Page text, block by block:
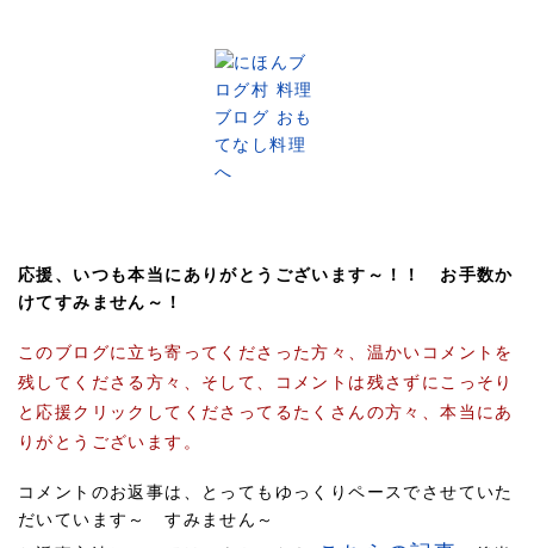
応援、いつも本当にありがとうございます～！！ お手数か
けてすみません～！
このブログに立ち寄ってくださった方々、温かいコメントを
残してくださる方々、そして、コメントは残さずにこっそり
と応援クリックしてくださってるたくさんの方々、本当にあ
りがとうございます。
コメントのお返事は、とってもゆっくりペースでさせていた
だいています～ すみません～